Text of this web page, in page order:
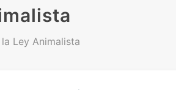
Ley Animalista